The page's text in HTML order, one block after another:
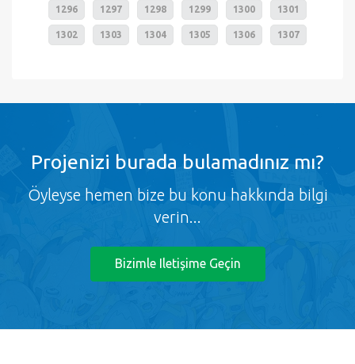
1296 1297 1298 1299 1300 1301
1302 1303 1304 1305 1306 1307
Projenizi burada bulamadınız mı?
Öyleyse hemen bize bu konu hakkında bilgi
verin...
Bizimle Iletişime Geçin